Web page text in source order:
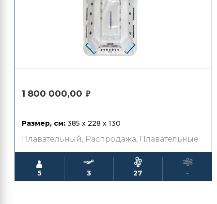
1 800 000,00 ₽
Размер, см: 385 x 228 x 130
Плавательный, Распродажа, Плавательные
5 3 27 -